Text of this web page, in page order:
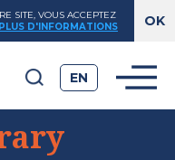
SITE, VOUS ACCEPTEZ
PLUS D'INFORMATIONS
EN